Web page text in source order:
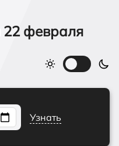
22 февраля
Узнать